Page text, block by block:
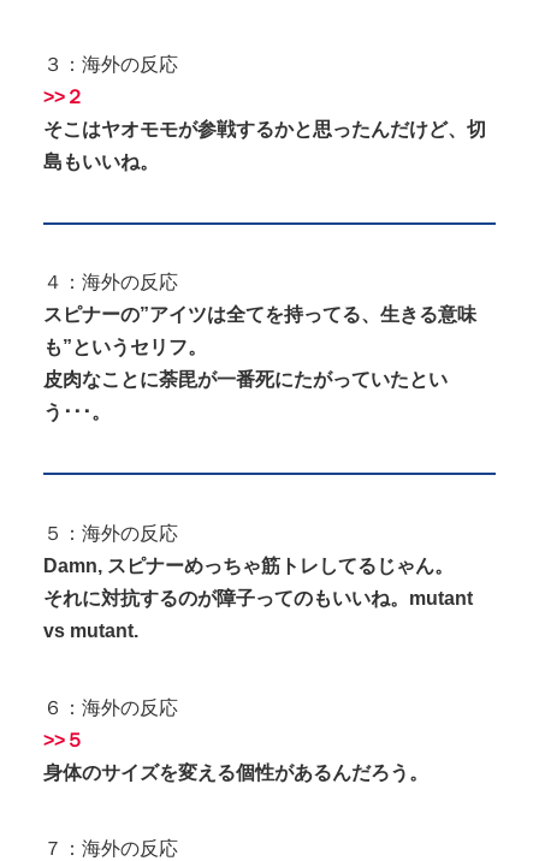
３：海外の反応
>>２
そこはヤオモモが参戦するかと思ったんだけど、切
島もいいね。
４：海外の反応
スピナーの”アイツは全てを持ってる、生きる意味
も”というセリフ。
皮肉なことに荼毘が一番死にたがっていたとい
う･･･。
５：海外の反応
Damn, スピナーめっちゃ筋トレしてるじゃん。
それに対抗するのが障子ってのもいいね。mutant
vs mutant.
６：海外の反応
>>５
身体のサイズを変える個性があるんだろう。
７：海外の反応